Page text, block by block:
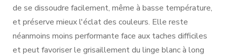
de se dissoudre facilement, même à basse température,
et préserve mieux l'éclat des couleurs. Elle reste
néanmoins moins performante face aux taches difficiles
et peut favoriser le grisaillement du linge blanc à long